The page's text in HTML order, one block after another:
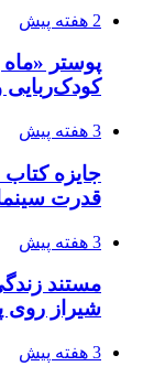
2 هفته پیش
پوستر «ماه
کودک‌ربایی
3 هفته پیش
جایزه
قدرت
3 هفته پیش
مستند
شیراز روی
3 هفته پیش